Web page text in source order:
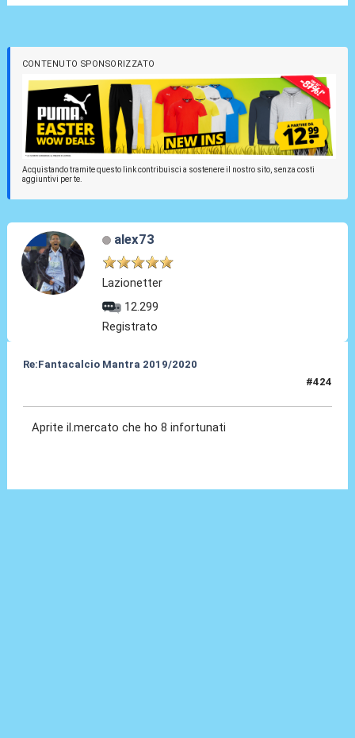
CONTENUTO SPONSORIZZATO
Acquistando tramite questo link contribuisci a sostenere il nostro sito, senza costi
aggiuntivi per te.
alex73
Lazionetter
12.299
Registrato
Re:Fantacalcio Mantra 2019/2020
#424
Aprite il.mercato che ho 8 infortunati